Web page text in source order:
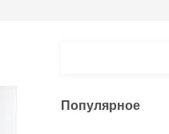
Популярное